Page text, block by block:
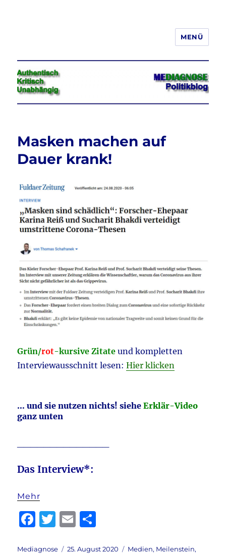
Jeder hat das Recht, seine
Meinung in Wort, Schrift und Bild
frei zu äußern und zu verbreiten
MENÜ
Masken machen auf
Dauer krank!
Grün/rot-kursive Zitate und kompletten
Interviewausschnitt lesen:Hier klicken
… und sie nutzen nichts! sieheErklär-Video
ganz unten
Das Interview*:
Mehr
F
c
T
it
E
ai le
Autor
Mediagnose
Veröffentlicht
25. August 2020 Kategorien
Medien, Meilenstein,